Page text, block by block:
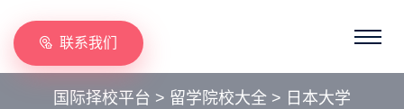
联系我们
国际择校平台 > 留学院校大全 > 日本大学